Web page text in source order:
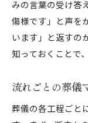
みの言葉の受け答
傷様です」と声を
います」と返すの
知っておくことで
流れごとの葬儀
葬儀の各工程ごと